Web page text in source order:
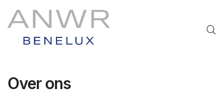
Over ons